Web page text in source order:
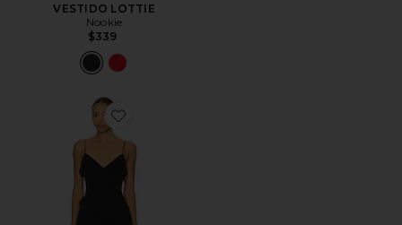
VESTIDO LOTTIE
Nookie
$339
Favorite VESTIDO LARGO AESHA